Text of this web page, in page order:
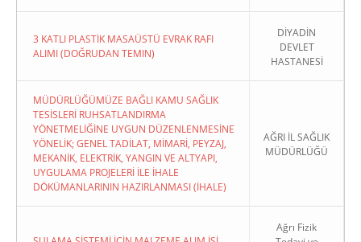
3 KATLI PLASTİK MASAÜSTÜ EVRAK RAFI
ALIMI (DOĞRUDAN TEMIN)
DİYADİN
DEVLET
HASTANESİ
MÜDÜRLÜĞÜMÜZE BAĞLI KAMU SAĞLIK
TESİSLERİ RUHSATLANDIRMA
YÖNETMELİĞİNE UYGUN DÜZENLENMESİNE
YÖNELİK; GENEL TADİLAT, MİMARİ, PEYZAJ,
MEKANİK, ELEKTRİK, YANGIN VE ALTYAPI,
UYGULAMA PROJELERİ İLE İHALE
DÖKÜMANLARININ HAZIRLANMASI (İHALE)
AĞRI İL SAĞLIK
MÜDÜRLÜĞÜ
Ağrı Fizik